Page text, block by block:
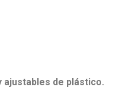
ajustables de plástico.